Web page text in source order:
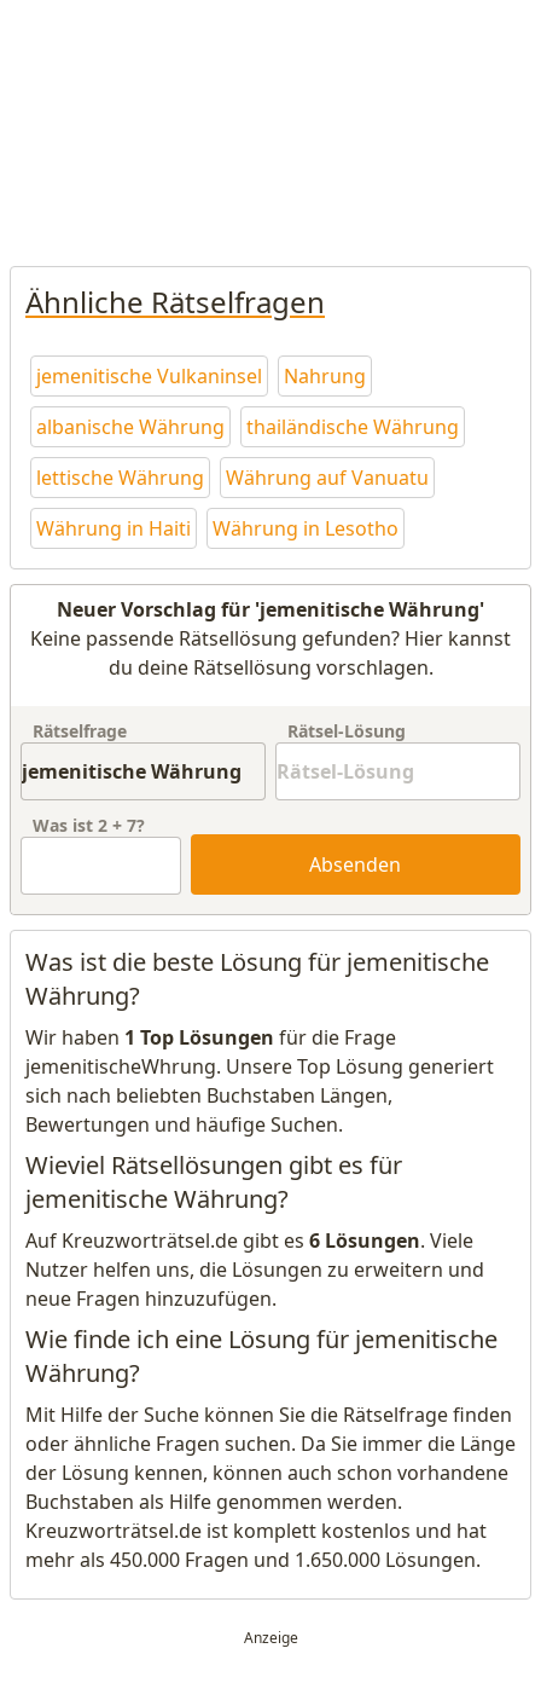
Ähnliche Rätselfragen
jemenitische Vulkaninsel
Nahrung
albanische Währung
thailändische Währung
lettische Währung
Währung auf Vanuatu
Währung in Haiti
Währung in Lesotho
Neuer Vorschlag für 'jemenitische Währung'
Keine passende Rätsellösung gefunden? Hier kannst
du deine Rätsellösung vorschlagen.
Rätselfrage Rätsel-Lösung
Was ist 2 + 7?
Absenden
Was ist die beste Lösung für jemenitische
Währung?
Wir haben 1 Top Lösungen für die Frage
jemenitischeWhrung. Unsere Top Lösung generiert
sich nach beliebten Buchstaben Längen,
Bewertungen und häufige Suchen.
Wieviel Rätsellösungen gibt es für
jemenitische Währung?
Auf Kreuzworträtsel.de gibt es 6 Lösungen. Viele
Nutzer helfen uns, die Lösungen zu erweitern und
neue Fragen hinzuzufügen.
Wie finde ich eine Lösung für jemenitische
Währung?
Mit Hilfe der Suche können Sie die Rätselfrage finden
oder ähnliche Fragen suchen. Da Sie immer die Länge
der Lösung kennen, können auch schon vorhandene
Buchstaben als Hilfe genommen werden.
Kreuzworträtsel.de ist komplett kostenlos und hat
mehr als 450.000 Fragen und 1.650.000 Lösungen.